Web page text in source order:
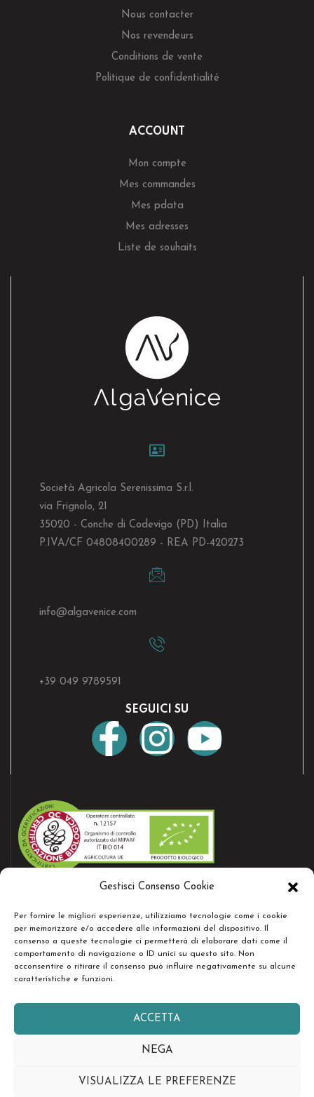
Gestisci Consenso Cookie
Per fornire le migliori esperienze, utilizziamo tecnologie come i cookie
per memorizzare e/o accedere alle informazioni del dispositivo. Il
consenso a queste tecnologie ci permetterà di elaborare dati come il
comportamento di navigazione o ID unici su questo sito. Non
acconsentire o ritirare il consenso può influire negativamente su alcune
caratteristiche e funzioni.
ACCETTA
NEGA
VISUALIZZA LE PREFERENZE
Nous contacter
Nos revendeurs
Conditions de vente
Politique de confidentialité
ACCOUNT
Mon compte
Mes commandes
Mes pdata
Mes adresses
Liste de souhaits
Società Agricola Serenissima S.r.l.
via Frignolo, 21
35020 - Conche di Codevigo (PD) Italia
P.IVA/CF 04808400289 - REA PD-420273
info@algavenice.com
+39 049 9789591
SEGUICI SU
Bio certificate nr.12157
RESTA IN CONTATTO
riservati -design by easyseopro.it